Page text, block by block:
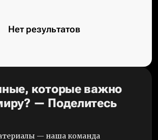
Нет результатов
которые важно
— Поделитесь
— наша команда